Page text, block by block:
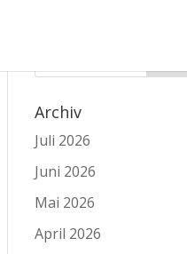
Archiv
Juli 2026
Juni 2026
Mai 2026
April 2026